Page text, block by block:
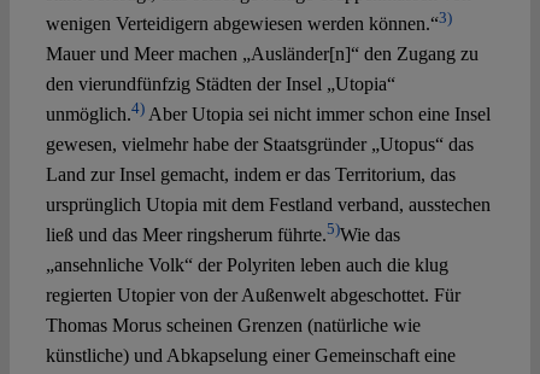
wenigen Verteidigern abgewiesen werden können.“3)
Mauer und Meer machen „Ausländer[n]“ den Zugang zu
den vierundfünfzig Städten der Insel „Utopia“
unmöglich.4)Aber Utopia sei nicht immer schon eine Insel
gewesen, vielmehr habe der Staatsgründer „Utopus“ das
Land zur Insel gemacht, indem er das Territorium, das
ursprünglich Utopia mit dem Festland verband, ausstechen
ließ und das Meer ringsherum führte.5)Wie das
„ansehnliche Volk“ der Polyriten leben auch die klug
regierten Utopier von der Außenwelt abgeschottet. Für
Thomas Morus scheinen Grenzen (natürliche wie
künstliche) und Abkapselung einer Gemeinschaft eine